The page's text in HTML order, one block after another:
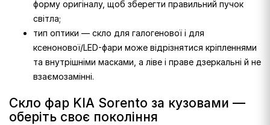
форму оригіналу, щоб зберегти правильний пучок
світла;
тип оптики — скло для галогенової і для
ксенонової/LED-фари може відрізнятися кріпленнями
та внутрішніми масками, а ліве і праве дзеркальні й не
взаємозамінні.
Скло фар KIA Sorento за кузовами —
оберіть своє покоління